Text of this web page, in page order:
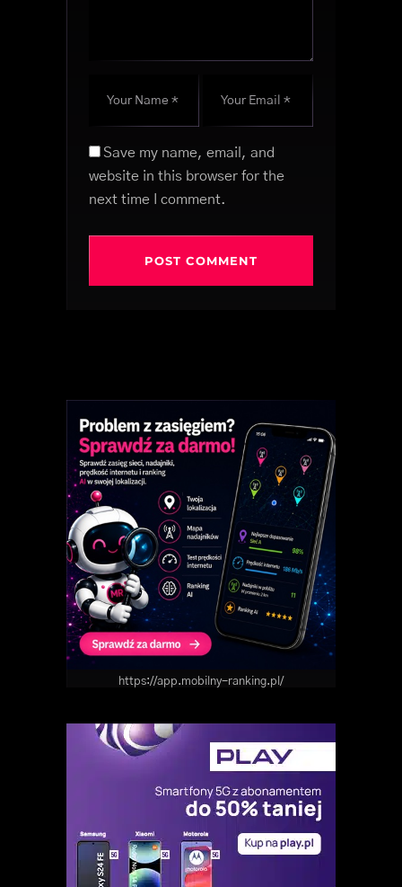
Save my name, email, and
website in this browser for the
next time I comment.
https://app.mobilny-ranking.pl/